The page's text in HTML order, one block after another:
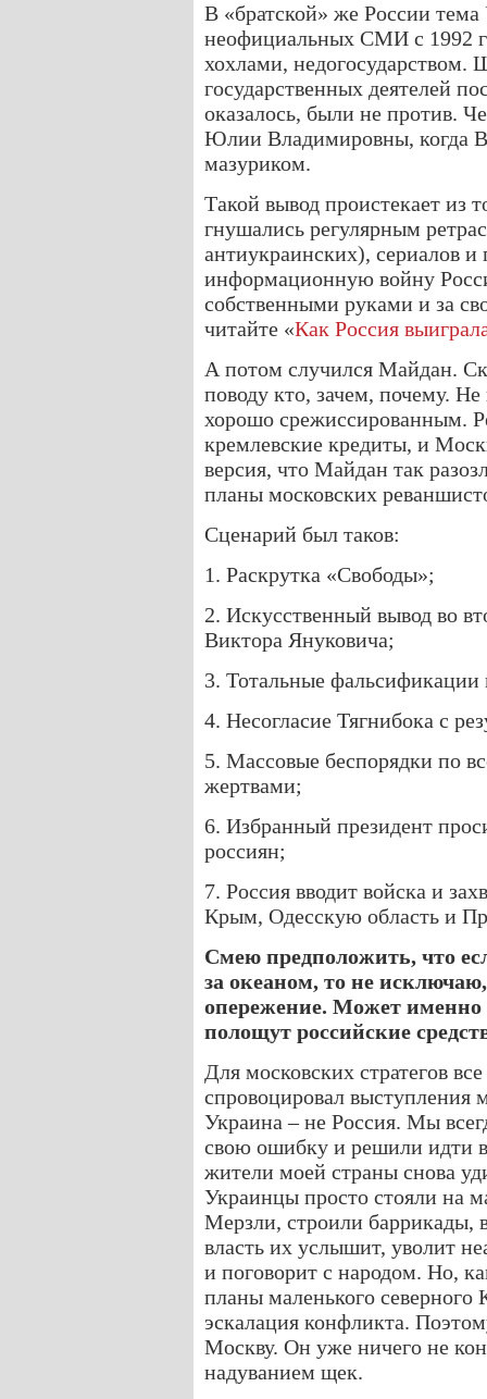
В «братской» же России
неофициальных СМИ с 1992
хохлами, недогосударством.
государственных деятелей
оказалось, были не против.
Юлии Владимировны, когда
мазуриком.
Такой вывод проистекает
гнушались регулярным
антиукраинских), сериалов
информационную войну
собственными руками и за
читайте «Как Россия
А потом случился Майдан.
поводу кто, зачем, почему.
хорошо срежиссированным.
кремлевские кредиты, и
версия, что Майдан так
планы московских
Сценарий был таков:
1. Раскрутка «Свободы»;
2. Искусственный вывод во
Виктора Януковича;
3. Тотальные
4. Несогласие Тягнибока с
5. Массовые беспорядки по
жертвами;
6. Избранный президент
россиян;
7. Россия вводит войска и
Крым, Одесскую область и
Смею предположить, что
за океаном, то не
опережение. Может именно
полощут российские
Для московских стратегов
спровоцировал выступления
Украина – не Россия. Мы
свою ошибку и решили идти
жители моей страны снова
Украинцы просто стояли на
Мерзли, строили баррикады,
власть их услышит, уволит
и поговорит с народом. Но,
планы маленького
эскалация конфликта.
Москву. Он уже ничего не
надуванием щек.